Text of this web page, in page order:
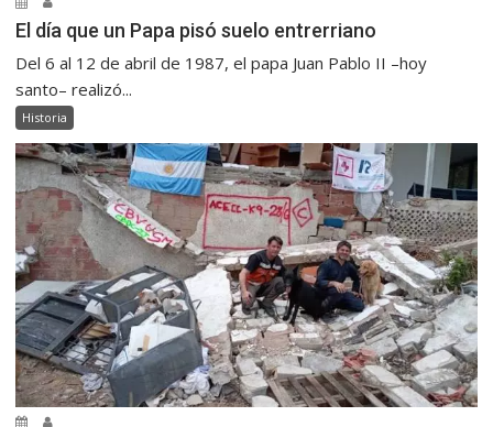
El día que un Papa pisó suelo entrerriano
Del 6 al 12 de abril de 1987, el papa Juan Pablo II –hoy
santo– realizó...
Historia